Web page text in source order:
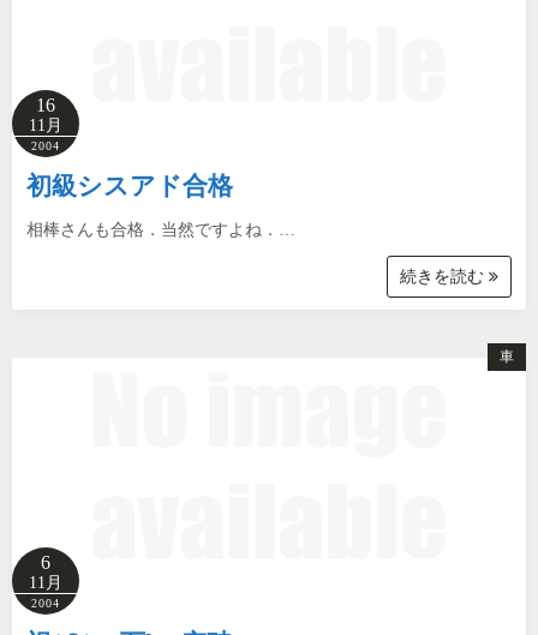
16
11月
2004
初級シスアド合格
相棒さんも合格．当然ですよね．…
続きを読む
車
6
11月
2004